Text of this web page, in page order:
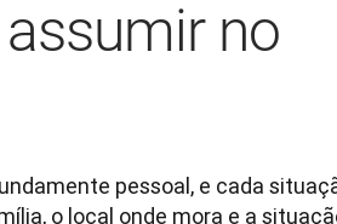
no
pessoal, e cada
o local onde mora e a